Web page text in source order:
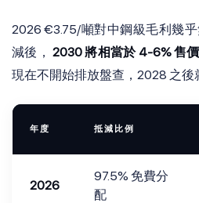
2026 €3.75/噸對中鋼級毛利幾
減後，2030 將相當於 4-6% 售價
現在不開始排放盤查，2028 之後
年度 抵減比例
2026
97.5% 免費分
配